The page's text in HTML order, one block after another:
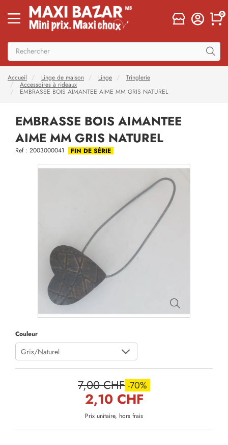
0
Accueil Linge de maison Linge
Tringlerie
Accessoires à rideaux
EMBRASSE BOIS AIMANTEE AIME MM GRIS NATUREL
EMBRASSE BOIS AIMANTEE
AIME MM GRIS NATUREL
Ref : 2003000041 FIN DE SÉRIE
Couleur
Gris/Naturel
7,00 CHF -70%
2,10 CHF
Prix unitaire, hors frais